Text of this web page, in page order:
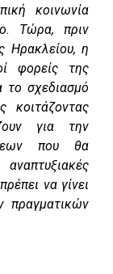
κοινωνία
Τώρα, πριν
Ηρακλείου, η
φορείς της
το σχεδιασμό
κοιτάζοντας
για την
που θα
να γίνει
πραγματικών